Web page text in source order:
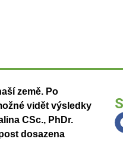
země. Po
vidět výsledky
CSc., PhDr.
dosazena